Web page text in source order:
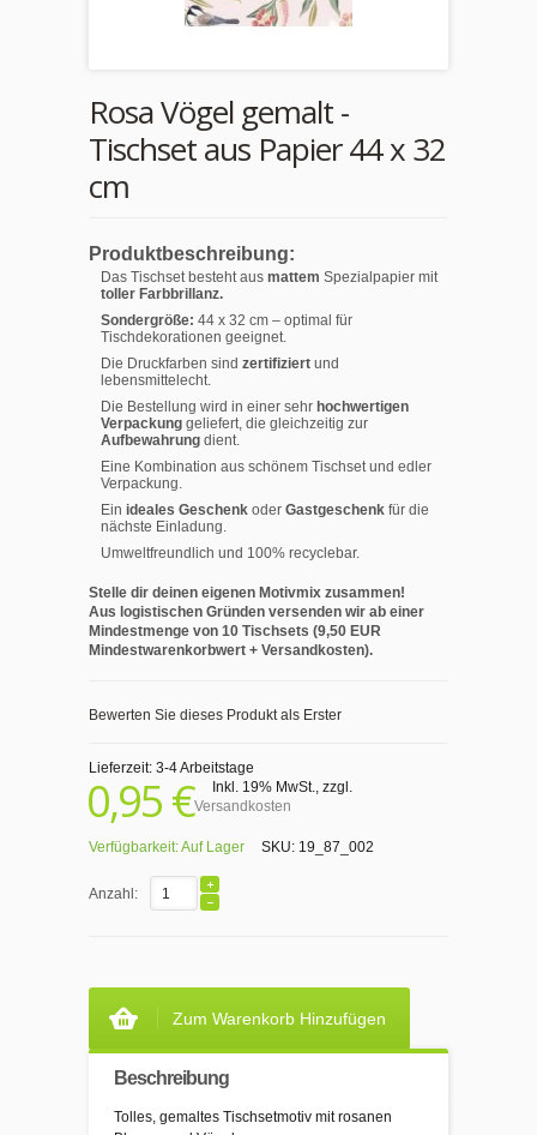
Rosa Vögel gemalt -
Tischset aus Papier 44 x 32
cm
Produktbeschreibung:
Das Tischset besteht aus mattem Spezialpapier mit
toller Farbbrillanz.
Sondergröße: 44 x 32 cm – optimal für
Tischdekorationen geeignet.
Die Druckfarben sind zertifiziert und
lebensmittelecht.
Die Bestellung wird in einer sehr hochwertigen
Verpackung geliefert, die gleichzeitig zur
Aufbewahrung dient.
Eine Kombination aus schönem Tischset und edler
Verpackung.
Ein ideales Geschenk oder Gastgeschenk für die
nächste Einladung.
Umweltfreundlich und 100% recyclebar.
Stelle dir deinen eigenen Motivmix zusammen!
Aus logistischen Gründen versenden wir ab einer
Mindestmenge von 10 Tischsets (9,50 EUR
Mindestwarenkorbwert + Versandkosten).
Bewerten Sie dieses Produkt als Erster
Lieferzeit: 3-4 Arbeitstage
0,95 € Inkl. 19% MwSt., zzgl.
Versandkosten
Verfügbarkeit:Auf Lager SKU: 19_87_002
Anzahl:
Zum Warenkorb Hinzufügen
Beschreibung
Tolles, gemaltes Tischsetmotiv mit rosanen